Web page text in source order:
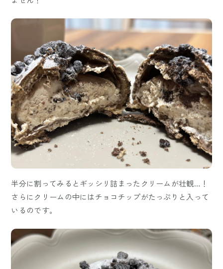
半分に割ってみるとギッシリ詰まったクリームが壮観…！
さらにクリームの中にはチョコチップがたっぷりと入って
いるのです。